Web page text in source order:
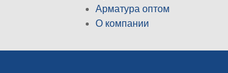
Арматура оптом
О компании